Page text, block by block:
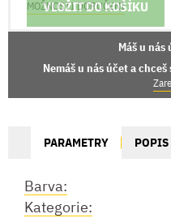
VLOŽIT DO KOŠÍKU
MOŽNOSTI DORUČENÍ
Máš u nás
Nemáš u nás účet a
PARAMETRY POPIS
Barva:
Kategorie: